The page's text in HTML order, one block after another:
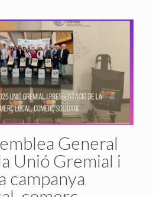
General
Unió Gremial i
campanya